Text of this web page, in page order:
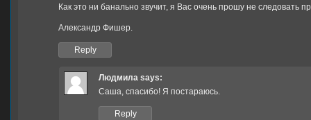
Как это ни банально звучит, я Вас очень прошу не
Александр Фишер.
Reply
Людмила says:
Cаша, спасибо! Я постараюсь.
Reply